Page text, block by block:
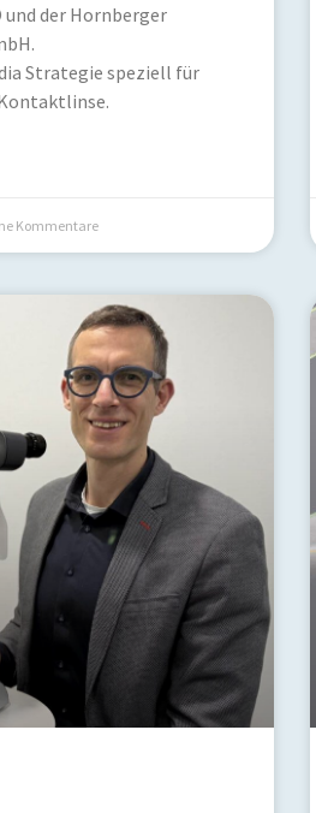
und der Hornberger
Strategie speziell für
Kommentare